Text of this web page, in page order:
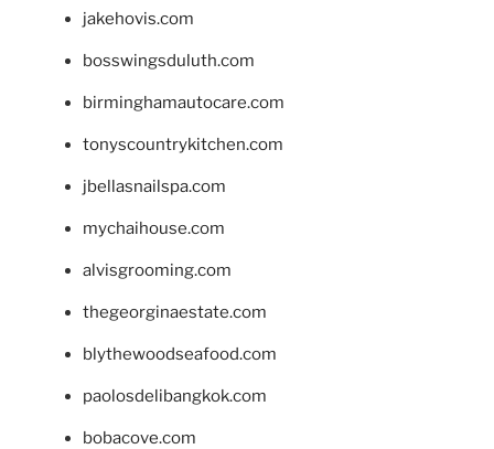
jakehovis.com
bosswingsduluth.com
birminghamautocare.com
tonyscountrykitchen.com
jbellasnailspa.com
mychaihouse.com
alvisgrooming.com
thegeorginaestate.com
blythewoodseafood.com
paolosdelibangkok.com
bobacove.com